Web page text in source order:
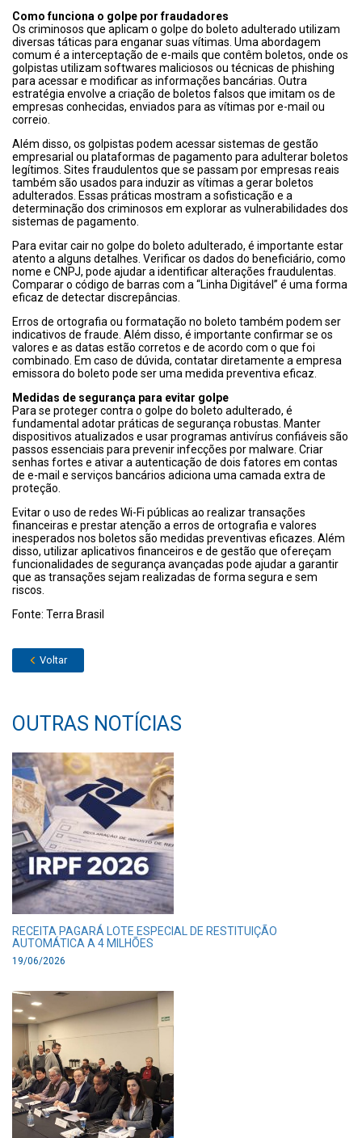
Como funciona o golpe por fraudadores
Os criminosos que aplicam o golpe do boleto adulterado utilizam
diversas táticas para enganar suas vítimas. Uma abordagem
comum é a interceptação de e-mails que contêm boletos, onde os
golpistas utilizam softwares maliciosos ou técnicas de phishing
para acessar e modificar as informações bancárias. Outra
estratégia envolve a criação de boletos falsos que imitam os de
empresas conhecidas, enviados para as vítimas por e-mail ou
correio.
Além disso, os golpistas podem acessar sistemas de gestão
empresarial ou plataformas de pagamento para adulterar boletos
legítimos. Sites fraudulentos que se passam por empresas reais
também são usados para induzir as vítimas a gerar boletos
adulterados. Essas práticas mostram a sofisticação e a
determinação dos criminosos em explorar as vulnerabilidades dos
sistemas de pagamento.
Para evitar cair no golpe do boleto adulterado, é importante estar
atento a alguns detalhes. Verificar os dados do beneficiário, como
nome e CNPJ, pode ajudar a identificar alterações fraudulentas.
Comparar o código de barras com a “Linha Digitável” é uma forma
eficaz de detectar discrepâncias.
Erros de ortografia ou formatação no boleto também podem ser
indicativos de fraude. Além disso, é importante confirmar se os
valores e as datas estão corretos e de acordo com o que foi
combinado. Em caso de dúvida, contatar diretamente a empresa
emissora do boleto pode ser uma medida preventiva eficaz.
Medidas de segurança para evitar golpe
Para se proteger contra o golpe do boleto adulterado, é
fundamental adotar práticas de segurança robustas. Manter
dispositivos atualizados e usar programas antivírus confiáveis são
passos essenciais para prevenir infecções por malware. Criar
senhas fortes e ativar a autenticação de dois fatores em contas
de e-mail e serviços bancários adiciona uma camada extra de
proteção.
Evitar o uso de redes Wi-Fi públicas ao realizar transações
financeiras e prestar atenção a erros de ortografia e valores
inesperados nos boletos são medidas preventivas eficazes. Além
disso, utilizar aplicativos financeiros e de gestão que ofereçam
funcionalidades de segurança avançadas pode ajudar a garantir
que as transações sejam realizadas de forma segura e sem
riscos.
Fonte: Terra Brasil
Voltar
OUTRAS NOTÍCIAS
RECEITA PAGARÁ LOTE ESPECIAL DE RESTITUIÇÃO
AUTOMÁTICA A 4 MILHÕES
19/06/2026